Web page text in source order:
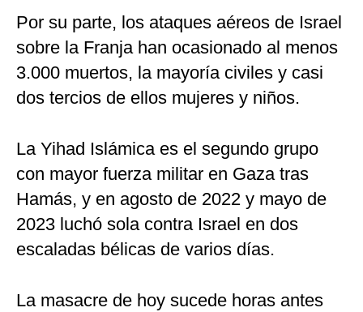
Por su parte, los ataques aéreos de Israel
sobre la Franja han ocasionado al menos
3.000 muertos, la mayoría civiles y casi
dos tercios de ellos mujeres y niños.
La Yihad Islámica es el segundo grupo
con mayor fuerza militar en Gaza tras
Hamás, y en agosto de 2022 y mayo de
2023 luchó sola contra Israel en dos
escaladas bélicas de varios días.
La masacre de hoy sucede horas antes